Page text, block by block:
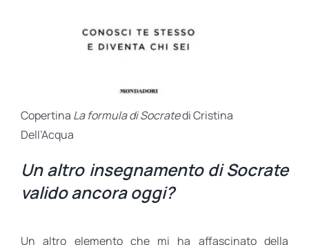
Copertina La formula di Socratedi Cristina
Dell’Acqua
Un altro insegnamento di Socrate
valido ancora oggi?
Un altro elemento che mi ha affascinato della